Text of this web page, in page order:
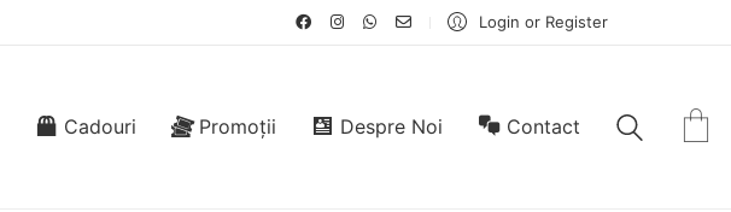
Login or Register
Cadouri Promoții Despre Noi Contact